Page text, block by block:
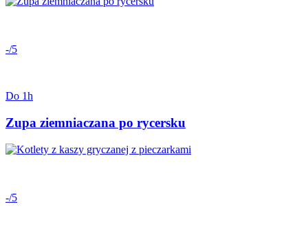
-/5
Do 1h
Zupa ziemniaczana po rycersku
-/5